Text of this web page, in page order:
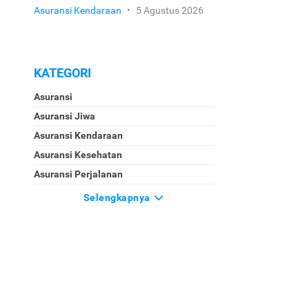
Asuransi Kendaraan • 5 Agustus 2026
KATEGORI
Asuransi
Asuransi Jiwa
Asuransi Kendaraan
Asuransi Kesehatan
Asuransi Perjalanan
Selengkapnya